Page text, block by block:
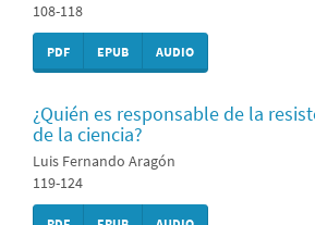
108-118
PDF EPUB AUDIO
¿Quién es responsable de la
de la ciencia?
Luis Fernando Aragón
119-124